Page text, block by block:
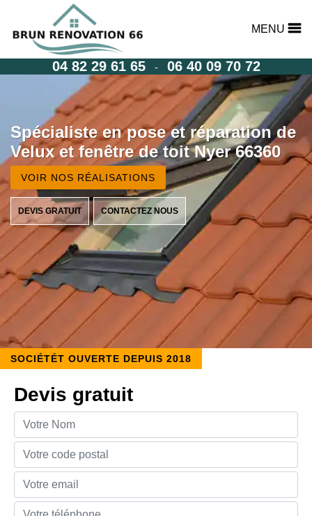
MENU
04 82 29 61 65 - 06 40 09 70 72
Spécialiste en pose et réparation de
Velux et fenêtre de toit Nyer 66360
VOIR NOS RÉALISATIONS
DEVIS GRATUIT CONTACTEZ NOUS
SOCIÉTÉT OUVERTE DEPUIS 2018
Devis gratuit